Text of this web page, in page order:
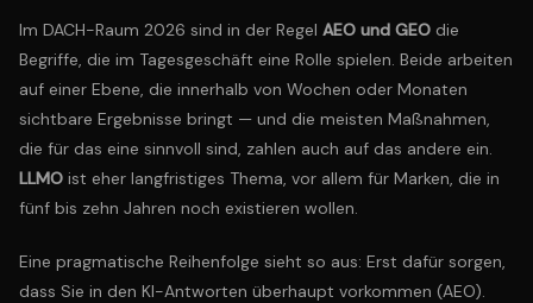
Im DACH-Raum 2026 sind in der Regel AEO und GEO die
Begriffe, die im Tagesgeschäft eine Rolle spielen. Beide arbeiten
auf einer Ebene, die innerhalb von Wochen oder Monaten
sichtbare Ergebnisse bringt — und die meisten Maßnahmen,
die für das eine sinnvoll sind, zahlen auch auf das andere ein.
LLMO ist eher langfristiges Thema, vor allem für Marken, die in
fünf bis zehn Jahren noch existieren wollen.
Eine pragmatische Reihenfolge sieht so aus: Erst dafür sorgen,
dass Sie in den KI-Antworten überhaupt vorkommen (AEO).